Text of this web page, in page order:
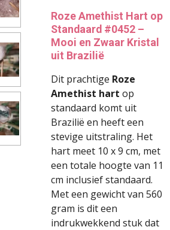
Roze Amethist Hart op
Standaard #0452 –
Mooi en Zwaar Kristal
uit Brazilië
Dit prachtige Roze
Amethist hart op
standaard komt uit
Brazilië en heeft een
stevige uitstraling. Het
hart meet 10 x 9 cm, met
een totale hoogte van 11
cm inclusief standaard.
Met een gewicht van 560
gram is dit een
indrukwekkend stuk dat